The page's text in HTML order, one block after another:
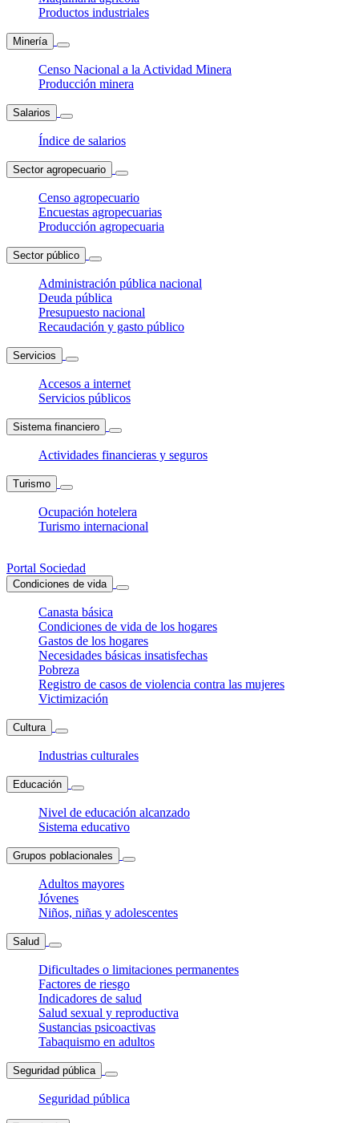
Productos industriales
Minería
Censo Nacional a la Actividad Minera
Producción minera
Salarios
Índice de salarios
Sector agropecuario
Censo agropecuario
Encuestas agropecuarias
Producción agropecuaria
Sector público
Administración pública nacional
Deuda pública
Presupuesto nacional
Recaudación y gasto público
Servicios
Accesos a internet
Servicios públicos
Sistema financiero
Actividades financieras y seguros
Turismo
Ocupación hotelera
Turismo internacional
Portal Sociedad
Condiciones de vida
Canasta básica
Condiciones de vida de los hogares
Gastos de los hogares
Necesidades básicas insatisfechas
Pobreza
Registro de casos de violencia contra las mujeres
Victimización
Cultura
Industrias culturales
Educación
Nivel de educación alcanzado
Sistema educativo
Grupos poblacionales
Adultos mayores
Jóvenes
Niños, niñas y adolescentes
Salud
Dificultades o limitaciones permanentes
Factores de riesgo
Indicadores de salud
Salud sexual y reproductiva
Sustancias psicoactivas
Tabaquismo en adultos
Seguridad pública
Seguridad pública